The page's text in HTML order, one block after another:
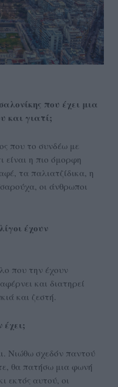
που έχει μια
και γιατί;
που το συνδέω με
είναι η πιο όμορφη
τα παλιατζίδικα, η
οι άνθρωποι
έχουν
που την έχουν
και διατηρεί
και ζεστή.
Νιώθω σχεδόν παντού
θα πατήσω μια φωνή
εκτός αυτού, οι